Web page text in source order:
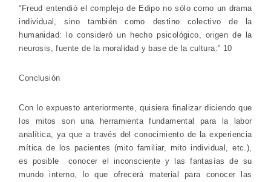
“Freud entendió el complejo de Edipo no sólo como un drama
individual, sino también como destino colectivo de la
humanidad: lo consideró un hecho psicológico, origen de la
neurosis, fuente de la moralidad y base de la cultura:” 10
Conclusión
Con lo expuesto anteriormente, quisiera finalizar diciendo que
los mitos son una herramienta fundamental para la labor
analítica, ya que a través del conocimiento de la experiencia
mítica de los pacientes (mito familiar, mito individual, etc.),
es posible conocer el inconsciente y las fantasías de su
mundo interno, lo que ofrecerá material para conocer las